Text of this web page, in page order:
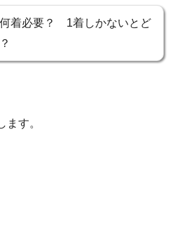
着必要？ 1着しかないとど
ます。